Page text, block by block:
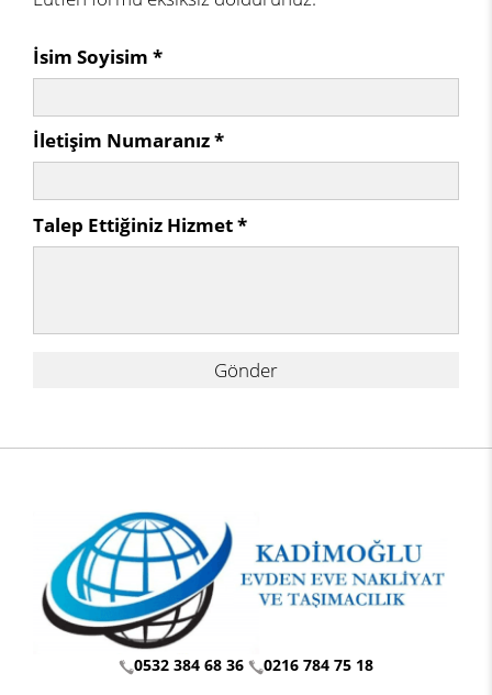
İsim Soyisim *
İletişim Numaranız *
Talep Ettiğiniz Hizmet *
Gönder
0532 384 68 36 0216 784 75 18